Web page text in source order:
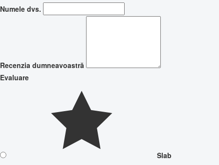
Numele dvs.
Recenzia dumneavoastră
Evaluare
Slab